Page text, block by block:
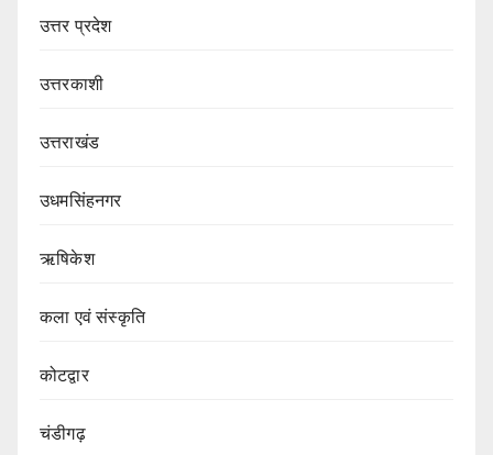
उत्तर प्रदेश
उत्तरकाशी
उत्तराखंड
उधमसिंहनगर
ऋषिकेश
कला एवं संस्कृति
कोटद्वार
चंडीगढ़